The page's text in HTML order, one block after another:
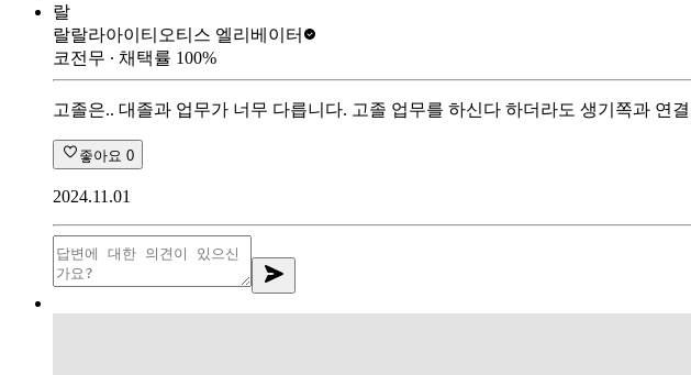
랄
랄랄라아이티 오티스 엘리베이터
코전무 ∙ 채택률 100%
고졸은.. 대졸과 업무가 너무 다릅니다. 고졸 업무를 하신다 하더라도 생기쪽과 연
좋아요 0
2024.11.01